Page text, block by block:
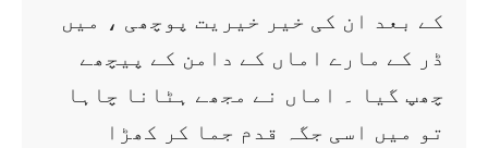
کے بعد ان کی خیر خیریت پوچھی ، میں
ڈر کے مارے اماں کے دامن کے پیچھے
چھپ گیا ۔ اماں نے مجھے ہٹانا چاہا
تو میں اسی جگہ قدم جما کر کھڑا